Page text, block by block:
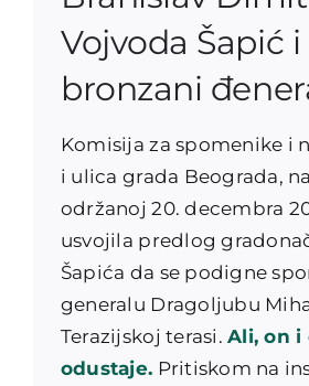
Vojvoda Šapić
bronzani
Komisija za spomenike i
i ulica grada Beograda,
održanoj 20. decembra
usvojila predlog
Šapića da se podigne
generalu Dragoljubu
Terazijskoj terasi.Ali, on i
odustaje. Pritiskom na